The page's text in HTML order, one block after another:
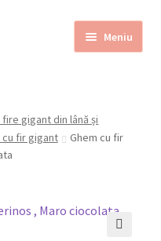
Meniu
fire gigant din lână și
cu fir gigant
Ghem cu fir